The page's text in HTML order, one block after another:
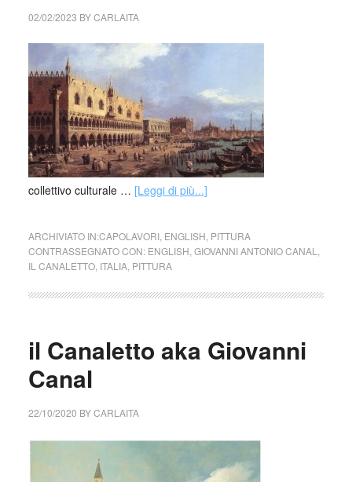
02/02/2023 BYCARLAITA
collettivo culturale … [Leggi di più...]
ARCHIVIATO IN:CAPOLAVORI, ENGLISH PITTURA
CONTRASSEGNATO CON: ENGLISH GIOVANNI ANTONIO CANAL
IL CANALETTO, ITALIA, PITTURA
il Canaletto aka Giovanni
Canal
22/10/2020 BYCARLAITA